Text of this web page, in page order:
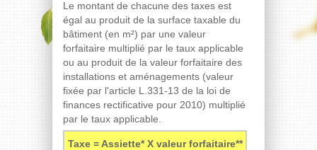
Le montant de chacune des taxes est
égal au produit de la surface taxable du
bâtiment (en m²) par une valeur
forfaitaire multiplié par le taux applicable
ou au produit de la valeur forfaitaire des
installations et aménagements (valeur
fixée par l'article L.331-13 de la loi de
finances rectificative pour 2010) multiplié
par le taux applicable.
Taxe = Assiette* X valeur forfaitaire**